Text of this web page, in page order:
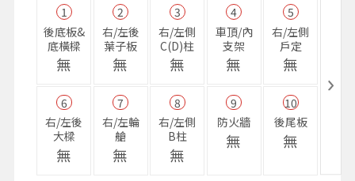
1
後底板&
底橫樑
無
2
右/左後
葉子板
無
3
右/左側
C(D)柱
無
4
車頂/內
支架
無
5
右/左側
戶定
無
6
右/左後
大樑
無
7
右/左輪
艙
無
8
右/左側
B柱
無
9
防火牆
無
10
後尾板
無